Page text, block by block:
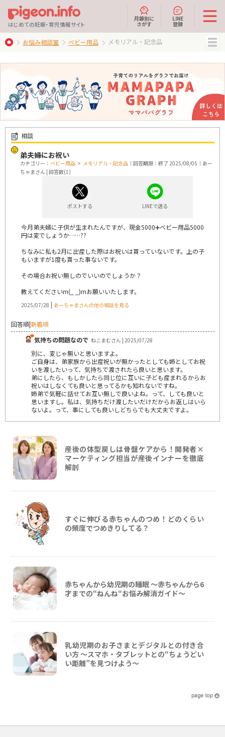
はじめての妊娠・育児情報サイト
月齢別に
さがす
LINE
登録
お悩み相談室 ベビー用品 メモリアル・記念品
相談
弟夫婦にお祝い
カテゴリー： ベビー用品 > メモリアル・記念品 ｜回答期限：終了 2025/08/05｜あー
ちゃまさん | 回答数(1)
ポストする LINEで送る
今月弟夫婦に子供が生まれたんですが、現金5000➕ベビー用品5000
円は変でしょうか……??
ちなみに私も2月に出産した際はお祝いは貰っていないです。上の子
もいますが1度も貰った事ないです。
その場合お祝い無しのでいいのでしょうか？
教えてくださいm(_ _)mお願いいたします。
2025/07/28 | あーちゃまさんの他の相談を見る
回答順|新着順
気持ちの問題なので ねこまむさん | 2025/07/28
別に、変じゃ無いと思いますよ。
ご自身は、弟家族から出産祝いが無かったとしても姉としてお祝
いを渡したいって、気持ちで渡されたら良いと思います。
弟にしたら、もしかしたら同じ位に互いに子ども産まれるからお
祝いはしなくても良いと思ってるかも知れないですね。
姉弟で気軽に話せてお互い無しで良いよね。って、しても良いと
思いますし。私は、気持ちだけ渡したいだけだからお返しはいら
ないよ。って、事にしても良いしどちらでも大丈夫ですよ。
産後の体型戻しは骨盤ケアから！開発者×
マーケティング担当が産後インナーを徹底
解剖
すぐに伸びる赤ちゃんのつめ！どのくらい
の頻度でつめきりしてる？
赤ちゃんから幼児期の睡眠 ～赤ちゃんから6
才までの“ねんね“お悩み解消ガイド〜
乳幼児期のお子さまとデジタルとの付き合
い方 ～スマホ・タブレットとの“ちょうどい
い距離”を見つけよう〜